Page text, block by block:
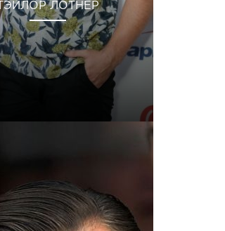
ТЭЙЛОР ЛОТНЕР